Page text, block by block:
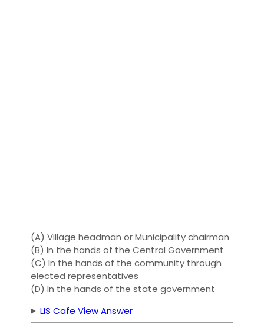
(A) Village headman or Municipality chairman
(B) In the hands of the Central Government
(C) In the hands of the community through
elected representatives
(D) In ​​the hands of the state government
LIS Cafe View Answer